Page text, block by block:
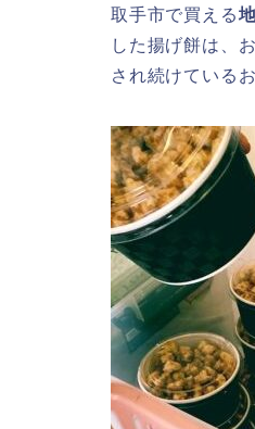
取手市で買える
した揚げ餅は、
され続けているお